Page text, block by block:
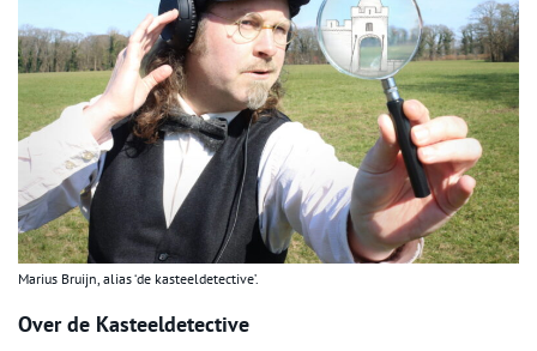
Marius Bruijn, alias ‘de kasteeldetective’.
Over de Kasteeldetective